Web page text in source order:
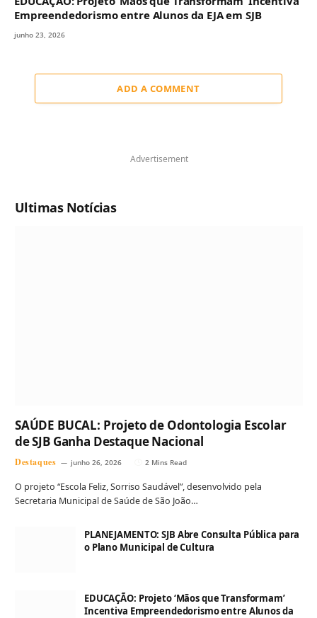
Empreendedorismo entre Alunos da EJA em SJB
junho 23, 2026
ADD A COMMENT
Advertisement
Ultimas Notícias
SAÚDE BUCAL: Projeto de Odontologia Escolar
de SJB Ganha Destaque Nacional
Destaques junho 26, 2026 2 Mins Read
O projeto “Escola Feliz, Sorriso Saudável”, desenvolvido pela
Secretaria Municipal de Saúde de São João…
PLANEJAMENTO: SJB Abre Consulta Pública para
o Plano Municipal de Cultura
EDUCAÇÃO: Projeto ‘Mãos que Transformam’
Incentiva Empreendedorismo entre Alunos da